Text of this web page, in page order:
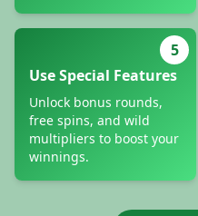
5
Use Special Features
Unlock bonus rounds,
free spins, and wild
multipliers to boost your
winnings.